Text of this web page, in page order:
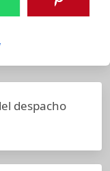
despacho